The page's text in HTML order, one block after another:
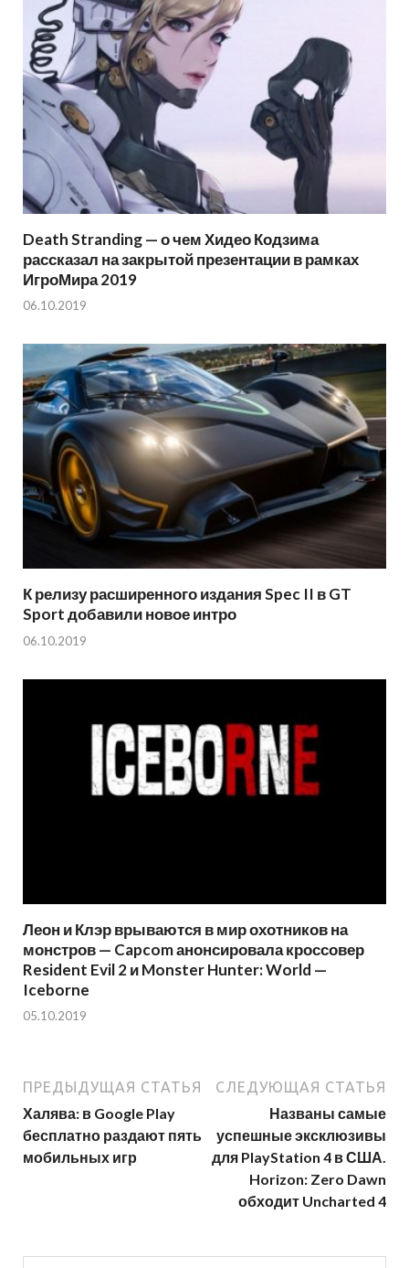
Death Stranding — о чем Хидео Кодзима
рассказал на закрытой презентации в рамках
ИгроМира 2019
06.10.2019
К релизу расширенного издания Spec II в GT
Sport добавили новое интро
06.10.2019
Леон и Клэр врываются в мир охотников на
монстров — Capcom анонсировала кроссовер
Resident Evil 2 и Monster Hunter: World —
Iceborne
05.10.2019
ПРЕДЫДУЩАЯ СТАТЬЯ
Халява: в Google Play
бесплатно раздают пять
мобильных игр
СЛЕДУЮЩАЯ СТАТЬЯ
Названы самые
успешные эксклюзивы
для PlayStation 4 в США.
Horizon: Zero Dawn
обходит Uncharted 4